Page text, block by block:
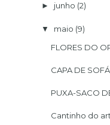
► junho (2)
▼ maio (9)
FLORES DO
CAPA DE SOFÁ
PUXA-SACO
Cantinho do